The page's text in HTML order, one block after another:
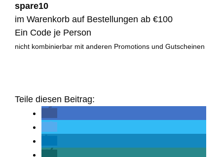
spare10
im Warenkorb auf Bestellungen ab €100
Ein Code je Person
nicht kombinierbar mit anderen Promotions und Gutscheinen
Teile diesen Beitrag: